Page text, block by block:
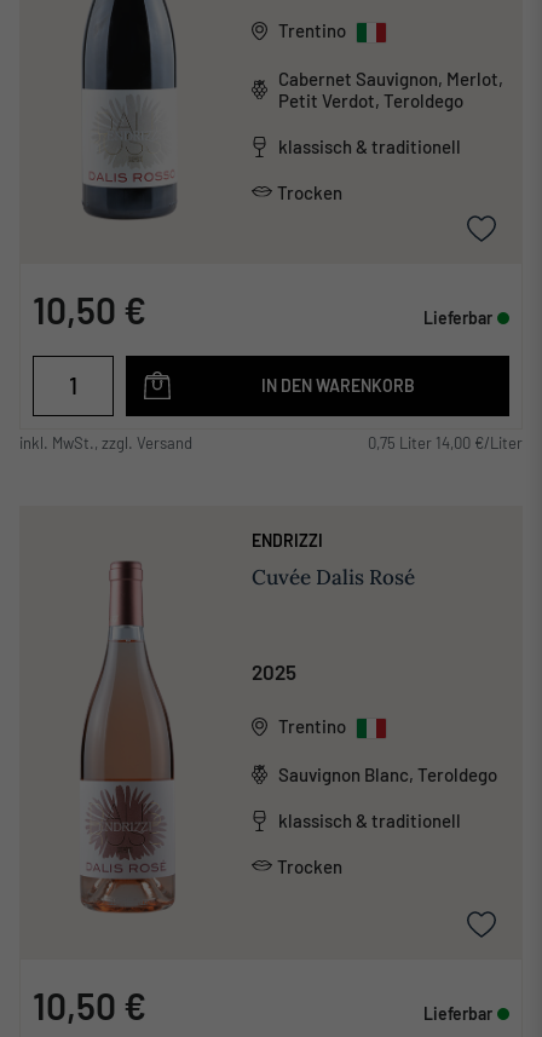
Trentino
Cabernet Sauvignon, Merlot,
Petit Verdot, Teroldego
klassisch & traditionell
Trocken
10,50 € Lieferbar
IN DEN WARENKORB
inkl. MwSt., zzgl. Versand 0,75 Liter 14,00 €/Liter
ENDRIZZI
Cuvée Dalis Rosé
2025
Trentino
Sauvignon Blanc, Teroldego
klassisch & traditionell
Trocken
10,50 € Lieferbar